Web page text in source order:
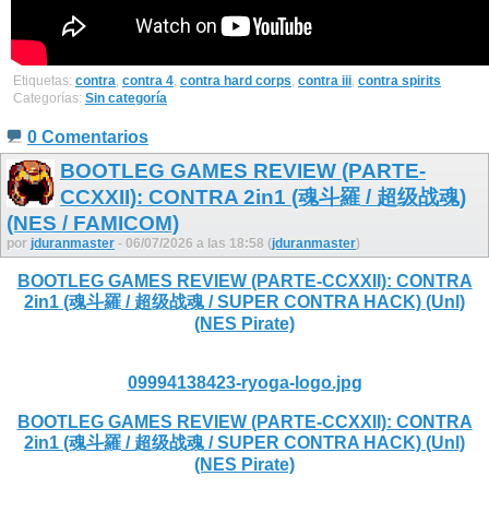
Etiquetas: contra, contra 4, contra hard corps, contra iii, contra spirits
Categorías: Sin categoría
0 Comentarios
BOOTLEG GAMES REVIEW (PARTE-
CCXXII): CONTRA 2in1 (魂斗羅 / 超级战魂)
(NES / FAMICOM)
por jduranmaster - 06/07/2026 a las 18:58 (jduranmaster)
BOOTLEG GAMES REVIEW (PARTE-CCXXII): CONTRA
2in1 (魂斗羅 / 超级战魂 / SUPER CONTRA HACK) (Unl)
(NES Pirate)
09994138423-ryoga-logo.jpg
BOOTLEG GAMES REVIEW (PARTE-CCXXII): CONTRA
2in1 (魂斗羅 / 超级战魂 / SUPER CONTRA HACK) (Unl)
(NES Pirate)